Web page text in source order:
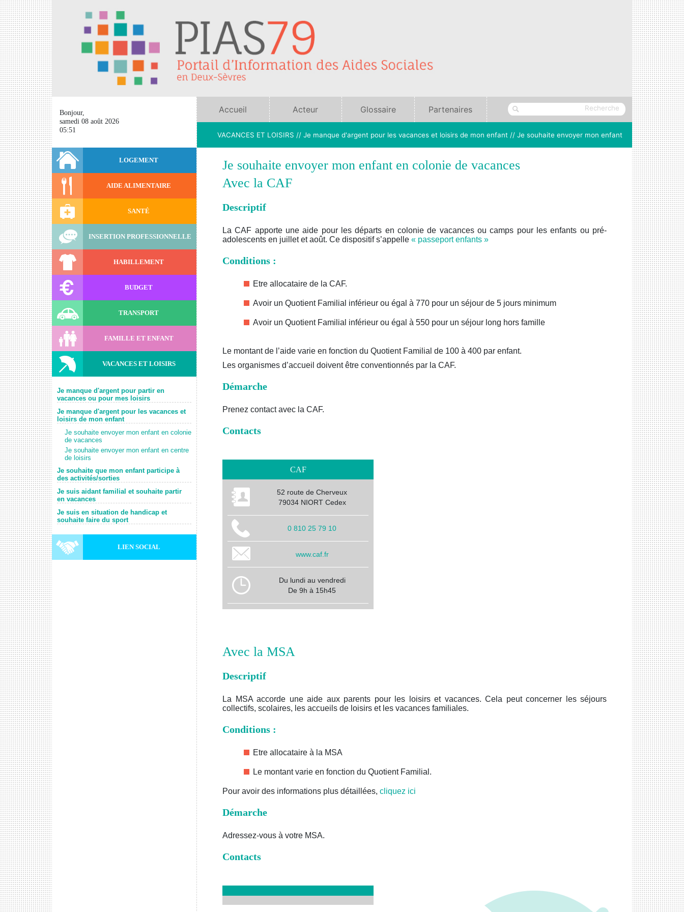
Bonjour,
samedi 08 août 2026
05:51
LOGEMENT
AIDE ALIMENTAIRE
SANTÉ
INSERTION PROFESSIONNELLE
HABILLEMENT
BUDGET
TRANSPORT
FAMILLE ET ENFANT
VACANCES ET LOISIRS
Je manque d'argent pour partir en
vacances ou pour mes loisirs
Je manque d'argent pour les vacances et
loisirs de mon enfant
Je souhaite envoyer mon enfant en colonie
de vacances
Je souhaite envoyer mon enfant en centre
de loisirs
Je souhaite que mon enfant participe à
des activités/sorties
Je suis aidant familial et souhaite partir
en vacances
Je suis en situation de handicap et
souhaite faire du sport
LIEN SOCIAL
Accueil Acteur
sociaux
Glossaire Partenaires
VACANCES ET LOISIRS // Je manque d'argent pour les vacances et loisirs de mon enfant // Je souhaite envoyer mon enfant
Je souhaite envoyer mon enfant en colonie de vacances
Avec la CAF
Descriptif
La CAF apporte une aide pour les départs en colonie de vacances ou camps pour les enfants ou pré-
adolescents en juillet et août. Ce dispositif s’appelle « passeport enfants »
Conditions :
Etre allocataire de la CAF.
Avoir un Quotient Familial inférieur ou égal à 770 pour un séjour de 5 jours minimum
Avoir un Quotient Familial inférieur ou égal à 550 pour un séjour long hors famille
Le montant de l’aide varie en fonction du Quotient Familial de 100 à 400 par enfant.
Les organismes d’accueil doivent être conventionnés par la CAF.
Démarche
Prenez contact avec la CAF.
Contacts
CAF
52 route de Cherveux
79034 NIORT Cedex
0 810 25 79 10
www.caf.fr
Du lundi au vendredi
De 9h à 15h45
Avec la MSA
Descriptif
La MSA accorde une aide aux parents pour les loisirs et vacances. Cela peut concerner les séjours
collectifs, scolaires, les accueils de loisirs et les vacances familiales.
Conditions :
Etre allocataire à la MSA
Le montant varie en fonction du Quotient Familial.
Pour avoir des informations plus détaillées, cliquez ici
Démarche
Adressez-vous à votre MSA.
Contacts